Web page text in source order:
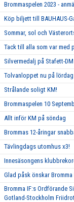
Brommaspelen 2023 -
Köp biljett till BAUHAUS-
Sommar, sol och
Tack till alla som var med
Silvermedalj på Stafett-DM
Tolvanloppet nu på lördag
Strålande soligt KM!
Brommaspelen 10
Allt inför KM på söndag
Brommas 12-åringar
Tävlingdags utomhus x3!
Innesäsongens
Glad påsk önskar Bromma
Bromma IF:s Ordförande
Gotland-Stockholm